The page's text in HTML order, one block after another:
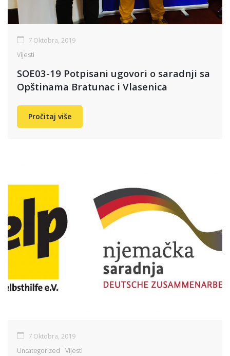
7 Oktobra, 2019
Vijesti
SOE03-19 Potpisani ugovori o saradnji sa
Opštinama Bratunac i Vlasenica
Pročitaj više
7 Oktobra, 2019
Uncategorized
Vijesti